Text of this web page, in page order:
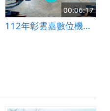
00:06:17
112年彰雲嘉數位機會中心輔導團隊-北港老街藝陣古蹟巡禮